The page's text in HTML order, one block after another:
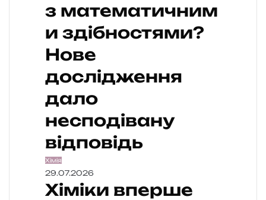
з математичним
и здібностями?
Нове
дослідження
дало
несподівану
відповідь
Хімія
29.07.2026
Хіміки вперше